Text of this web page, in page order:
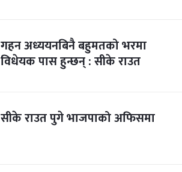
गहन अध्‍ययनबिनै बहुमतको भरमा
विधेयक पास हुन्छन् : सीके राउत
सीके राउत पुगे भाजपाको अफिसमा